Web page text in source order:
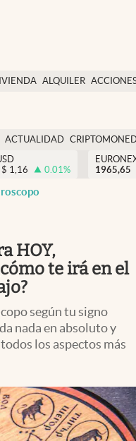
ALQUILER
USA
ACTUALIDAD
$ 1,16 0.01%
1965,65
HOY,
te irá en el
según tu signo
nada en absoluto y
los aspectos más